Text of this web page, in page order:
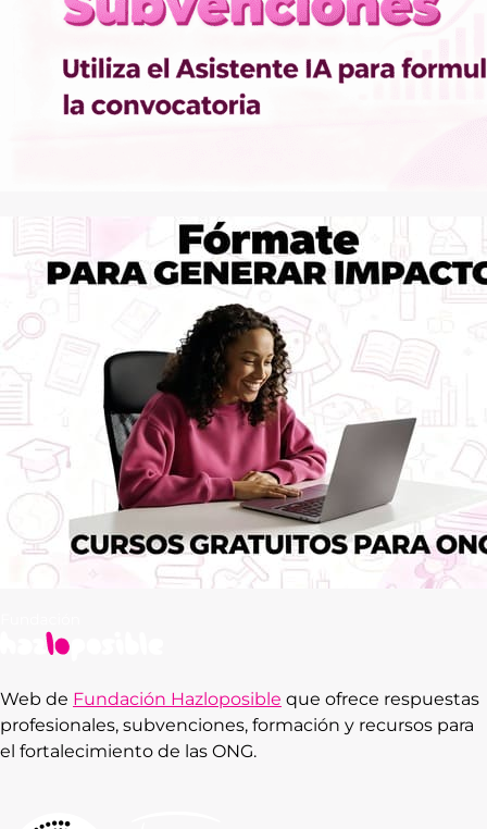
Web de Fundación Hazloposible que ofrece respuestas
profesionales, subvenciones, formación y recursos para
el fortalecimiento de las ONG.